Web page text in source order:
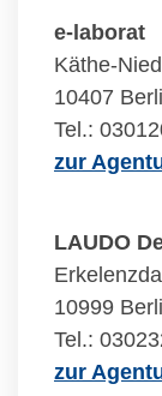
e-laborat
Käthe-
10407
Tel.:
zur
LAUDO
10999
Tel.:
zur